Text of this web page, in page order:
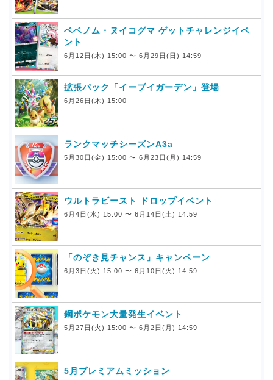
ベベノム・ヌイコグマ ゲットチャレンジイベ
ント
6月12日(木) 15:00 〜 6月29日(日) 14:59
拡張パック「イーブイガーデン」登場
6月26日(木) 15:00
ランクマッチシーズンA3a
5月30日(金) 15:00 〜 6月23日(月) 14:59
ウルトラビースト ドロップイベント
6月4日(水) 15:00 〜 6月14日(土) 14:59
「のぞき見チャンス」キャンペーン
6月3日(火) 15:00 〜 6月10日(火) 14:59
鋼ポケモン大量発生イベント
5月27日(火) 15:00 〜 6月2日(月) 14:59
5月プレミアムミッション